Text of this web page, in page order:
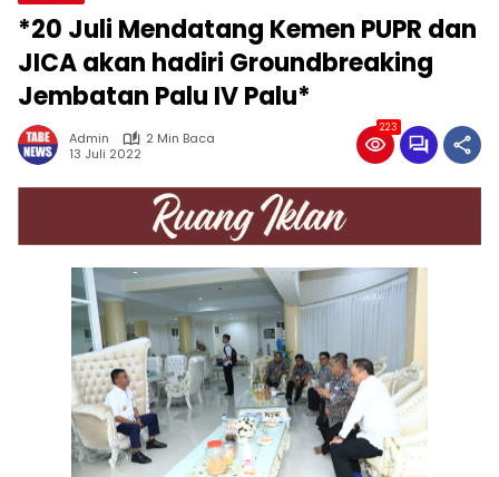
*20 Juli Mendatang Kemen PUPR dan
JICA akan hadiri Groundbreaking
Jembatan Palu IV Palu*
Admin
2 Min Baca
13 Juli 2022
223